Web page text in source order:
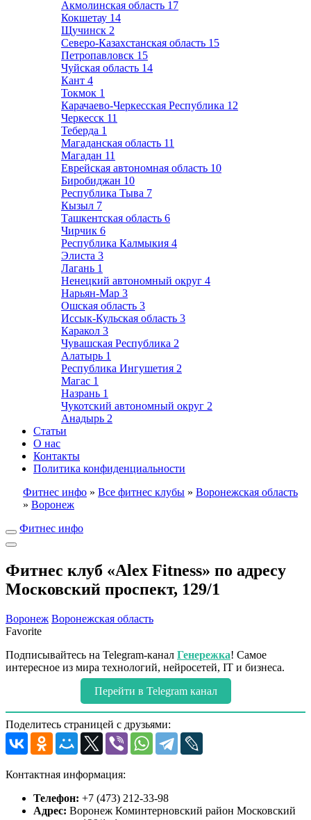
Акмолинская область 17
Кокшетау 14
Щучинск 2
Северо-Казахстанская область 15
Петропавловск 15
Чуйская область 14
Кант 4
Токмок 1
Карачаево-Черкесская Республика 12
Черкесск 11
Теберда 1
Магаданская область 11
Магадан 11
Еврейская автономная область 10
Биробиджан 10
Республика Тыва 7
Кызыл 7
Ташкентская область 6
Чирчик 6
Республика Калмыкия 4
Элиста 3
Лагань 1
Ненецкий автономный округ 4
Нарьян-Мар 3
Ошская область 3
Иссык-Кульская область 3
Каракол 3
Чувашская Республика 2
Алатырь 1
Республика Ингушетия 2
Магас 1
Назрань 1
Чукотский автономный округ 2
Анадырь 2
Статьи
О нас
Контакты
Политика конфиденциальности
Фитнес инфо » Все фитнес клубы » Воронежская область
» Воронеж
Фитнес инфо
Фитнес клуб «Alex Fitness» по адресу
Московский проспект, 129/1
Воронеж Воронежская область
Favorite
Подписывайтесь на Telegram-канал Генережка! Самое
интересное из мира технологий, нейросетей, IT и бизнеса.
Перейти в Telegram канал
Поделитесь страницей с друзьями:
Контактная информация:
Телефон: +7 (473) 212-33-98
Адрес: Воронеж Коминтерновский район Московский